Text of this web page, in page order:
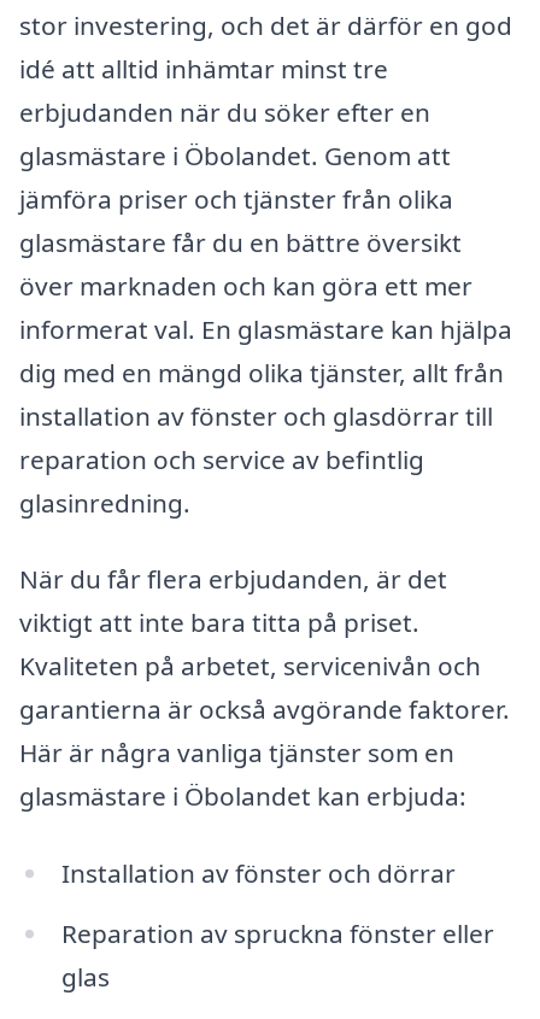
stor investering, och det är därför en god
idé att alltid inhämtar minst tre
erbjudanden när du söker efter en
glasmästare i Öbolandet. Genom att
jämföra priser och tjänster från olika
glasmästare får du en bättre översikt
över marknaden och kan göra ett mer
informerat val. En glasmästare kan hjälpa
dig med en mängd olika tjänster, allt från
installation av fönster och glasdörrar till
reparation och service av befintlig
glasinredning.
När du får flera erbjudanden, är det
viktigt att inte bara titta på priset.
Kvaliteten på arbetet, servicenivån och
garantierna är också avgörande faktorer.
Här är några vanliga tjänster som en
glasmästare i Öbolandet kan erbjuda:
Installation av fönster och dörrar
Reparation av spruckna fönster eller
glas